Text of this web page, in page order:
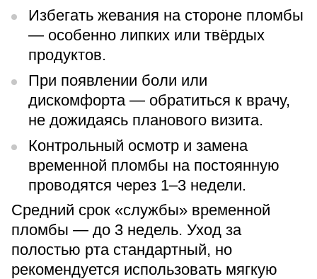
Избегать жевания на стороне пломбы
— особенно липких или твёрдых
продуктов.
При появлении боли или
дискомфорта — обратиться к врачу,
не дожидаясь планового визита.
Контрольный осмотр и замена
временной пломбы на постоянную
проводятся через 1–3 недели.
Средний срок «службы» временной
пломбы — до 3 недель. Уход за
полостью рта стандартный, но
рекомендуется использовать мягкую